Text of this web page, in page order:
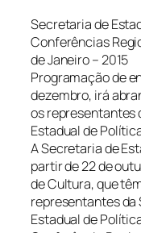
Secretaria de
Conferências
de Janeiro – 2015
Programação de
dezembro, irá
os representantes
Estadual de
A Secretaria de
partir de 22 de
de Cultura, que
representantes da
Estadual de